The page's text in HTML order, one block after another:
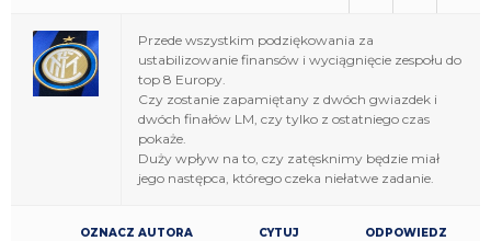
Przede wszystkim podziękowania za
ustabilizowanie finansów i wyciągnięcie zespołu do
top 8 Europy.
Czy zostanie zapamiętany z dwóch gwiazdek i
dwóch finałów LM, czy tylko z ostatniego czas
pokaże.
Duży wpływ na to, czy zatęsknimy będzie miał
jego następca, którego czeka niełatwe zadanie.
OZNACZ AUTORA CYTUJ ODPOWIEDZ